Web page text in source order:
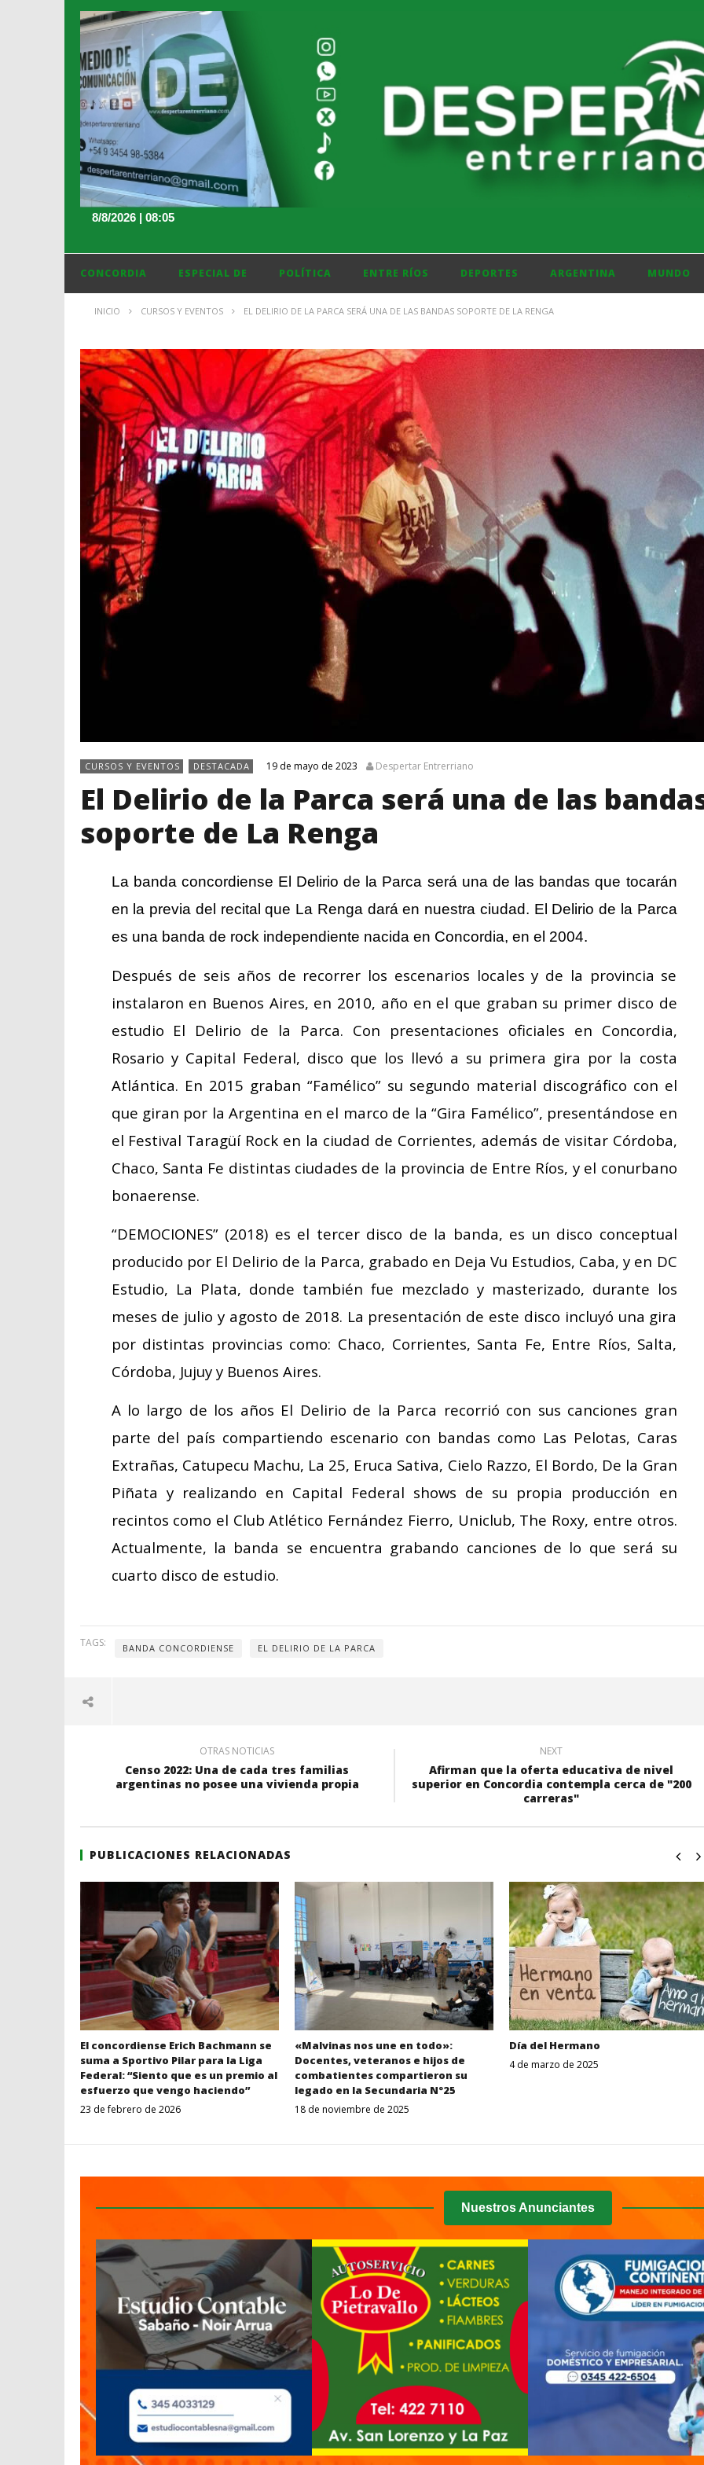
8/8/2026 | 08:05
CONCORDIA ESPECIAL DE POLÍTICA ENTRE RÍOS DEPORTES ARGENTINA MUNDO
INICIO CURSOS Y EVENTOS EL DELIRIO DE LA PARCA SERÁ UNA DE LAS BANDAS SOPORTE DE LA RENGA
CURSOS Y EVENTOS DESTACADA 19 de mayo de 2023 Despertar Entrerriano
El Delirio de la Parca será una de las
soporte de La Renga
La banda concordiense El Delirio de la Parca será una de las bandas que tocarán
en la previa del recital que La Renga dará en nuestra ciudad. El Delirio de la Parca
es una banda de rock independiente nacida en Concordia, en el 2004.
Después de seis años de recorrer los escenarios locales y de la provincia se
instalaron en Buenos Aires, en 2010, año en el que graban su primer disco de
estudio El Delirio de la Parca. Con presentaciones oficiales en Concordia,
Rosario y Capital Federal, disco que los llevó a su primera gira por la costa
Atlántica. En 2015 graban “Famélico” su segundo material discográfico con el
que giran por la Argentina en el marco de la “Gira Famélico”, presentándose en
el Festival Taragüí Rock en la ciudad de Corrientes, además de visitar Córdoba,
Chaco, Santa Fe distintas ciudades de la provincia de Entre Ríos, y el conurbano
bonaerense.
“DEMOCIONES” (2018) es el tercer disco de la banda, es un disco conceptual
producido por El Delirio de la Parca, grabado en Deja Vu Estudios, Caba, y en DC
Estudio, La Plata, donde también fue mezclado y masterizado, durante los
meses de julio y agosto de 2018. La presentación de este disco incluyó una gira
por distintas provincias como: Chaco, Corrientes, Santa Fe, Entre Ríos, Salta,
Córdoba, Jujuy y Buenos Aires.
A lo largo de los años El Delirio de la Parca recorrió con sus canciones gran
parte del país compartiendo escenario con bandas como Las Pelotas, Caras
Extrañas, Catupecu Machu, La 25, Eruca Sativa, Cielo Razzo, El Bordo, De la Gran
Piñata y realizando en Capital Federal shows de su propia producción en
recintos como el Club Atlético Fernández Fierro, Uniclub, The Roxy, entre otros.
Actualmente, la banda se encuentra grabando canciones de lo que será su
cuarto disco de estudio.
TAGS: BANDA CONCORDIENSE EL DELIRIO DE LA PARCA
OTRAS NOTICIAS
Censo 2022: Una de cada tres familias
argentinas no posee una vivienda propia
NEXT
Afirman que la oferta educativa de nivel
superior en Concordia contempla cerca de "200
carreras"
PUBLICACIONES RELACIONADAS
El concordiense Erich Bachmann se
suma a Sportivo Pilar para la Liga
Federal: “Siento que es un premio al
esfuerzo que vengo haciendo”
23 de febrero de 2026
«Malvinas nos une en todo»:
Docentes, veteranos e hijos de
combatientes compartieron su
legado en la Secundaria Nº25
18 de noviembre de 2025
Día del Hermano
4 de marzo de 2025
Nuestros Anunciantes